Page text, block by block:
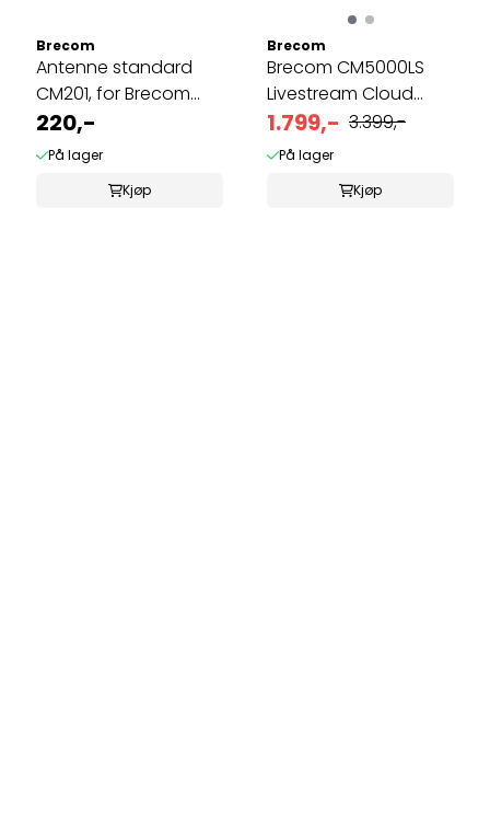
Brecom
Antenne standard
CM201, for Brecom
CM2600
220,-
På lager
Kjøp
Brecom
Brecom CM5000LS
Livestream Cloud
viltkamera.
1.799,- 3.399,-
På lager
Kjøp